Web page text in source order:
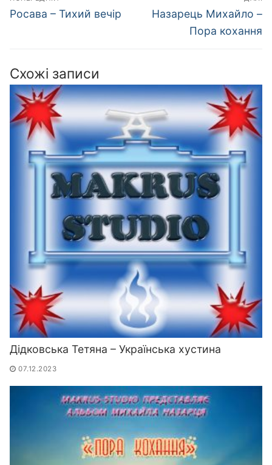
записів
Попередній
Росава – Тихий вечір
Наступний
Назарець Михайло –
Пора кохання
Схожі записи
Дідковська Тетяна – Українська хустина
07.12.2023